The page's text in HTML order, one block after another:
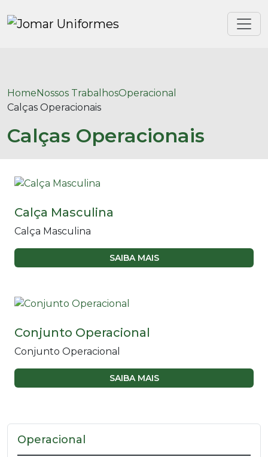
HomeNossos TrabalhosOperacional
Calças Operacionais
Calças Operacionais
Calça Masculina
Calça Masculina
SAIBA MAIS
Conjunto Operacional
Conjunto Operacional
SAIBA MAIS
Operacional